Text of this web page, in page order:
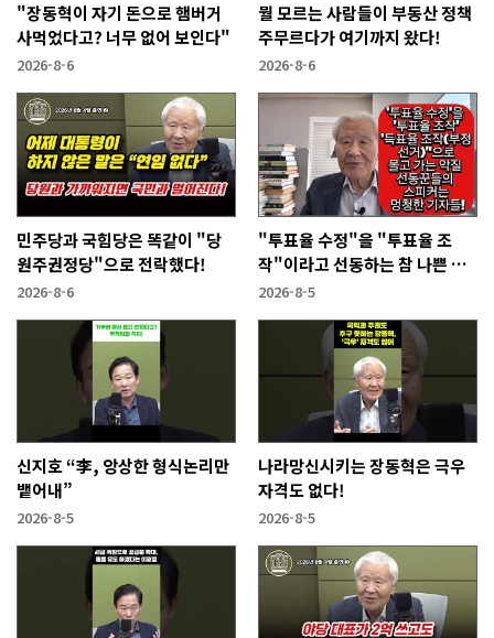
"장동혁이 자기 돈으로 햄버거
사먹었다고? 너무 없어 보인다"
2026-8-6
뭘 모르는 사람들이 부동산 정책
주무르다가 여기까지 왔다!
2026-8-6
민주당과 국힘당은 똑같이 "당
원주권정당"으로 전락했다!
2026-8-6
"투표율 수정"을 "투표율 조
작"이라고 선동하는 참 나쁜 사
람들!
2026-8-5
신지호 “李, 앙상한 형식논리만
뱉어내”
2026-8-5
나라망신시키는 장동혁은 극우
자격도 없다!
2026-8-5